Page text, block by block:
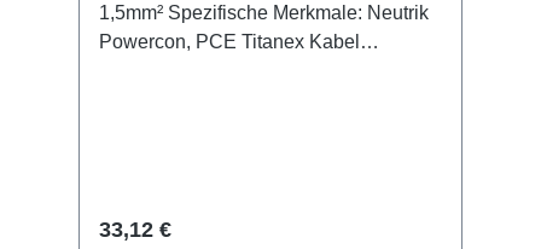
1,5mm² Spezifische Merkmale: Neutrik
Powercon, PCE Titanex Kabel
Regulärer Preis:
33,12 €